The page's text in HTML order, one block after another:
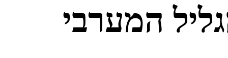
המערבי